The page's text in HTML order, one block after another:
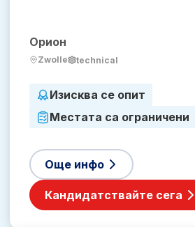
Орион
Zwolle technical
Изисква се опит
Местата са ограничени
Още инфо
Кандидатствайте сега